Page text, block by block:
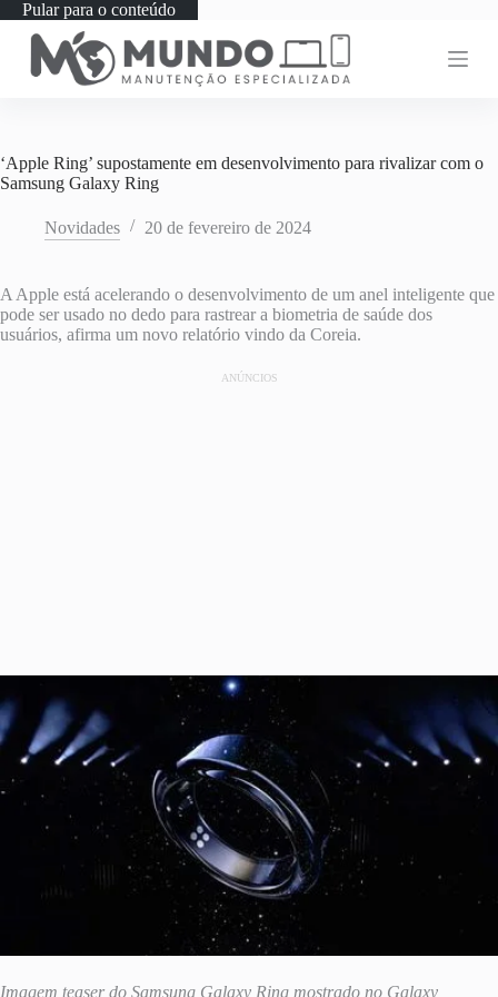
Pular para o conteúdo
‘Apple Ring’ supostamente em desenvolvimento para rivalizar com o
Samsung Galaxy Ring
Novidades 20 de fevereiro de 2024
A Apple está acelerando o desenvolvimento de um anel inteligente que
pode ser usado no dedo para rastrear a biometria de saúde dos
usuários, afirma um novo relatório vindo da Coreia.
ANÚNCIOS
Imagem teaser do Samsung Galaxy Ring mostrado no Galaxy